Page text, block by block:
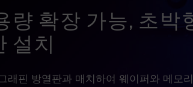
량 확장 가능, 초박
설치
래핀 방열판과 매치하여 웨이퍼와 메모